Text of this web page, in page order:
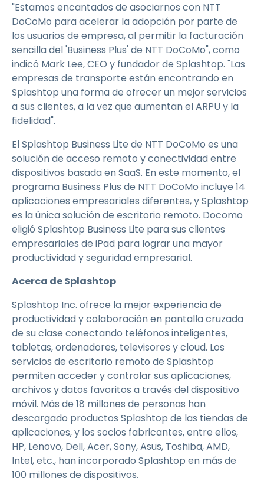
"Estamos encantados de asociarnos con NTT
DoCoMo para acelerar la adopción por parte de
los usuarios de empresa, al permitir la facturación
sencilla del 'Business Plus' de NTT DoCoMo", como
indicó Mark Lee, CEO y fundador de Splashtop. "Las
empresas de transporte están encontrando en
Splashtop una forma de ofrecer un mejor servicios
a sus clientes, a la vez que aumentan el ARPU y la
fidelidad".
El Splashtop Business Lite de NTT DoCoMo es una
solución de acceso remoto y conectividad entre
dispositivos basada en SaaS. En este momento, el
programa Business Plus de NTT DoCoMo incluye 14
aplicaciones empresariales diferentes, y Splashtop
es la única solución de escritorio remoto. Docomo
eligió Splashtop Business Lite para sus clientes
empresariales de iPad para lograr una mayor
productividad y seguridad empresarial.
Acerca de Splashtop
Splashtop Inc. ofrece la mejor experiencia de
productividad y colaboración en pantalla cruzada
de su clase conectando teléfonos inteligentes,
tabletas, ordenadores, televisores y cloud. Los
servicios de escritorio remoto de Splashtop
permiten acceder y controlar sus aplicaciones,
archivos y datos favoritos a través del dispositivo
móvil. Más de 18 millones de personas han
descargado productos Splashtop de las tiendas de
aplicaciones, y los socios fabricantes, entre ellos,
HP, Lenovo, Dell, Acer, Sony, Asus, Toshiba, AMD,
Intel, etc., han incorporado Splashtop en más de
100 millones de dispositivos.